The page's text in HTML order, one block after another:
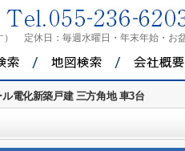
定休日： 毎週水曜日・年末年始・お
電化新築戸建 三方角地 車3台